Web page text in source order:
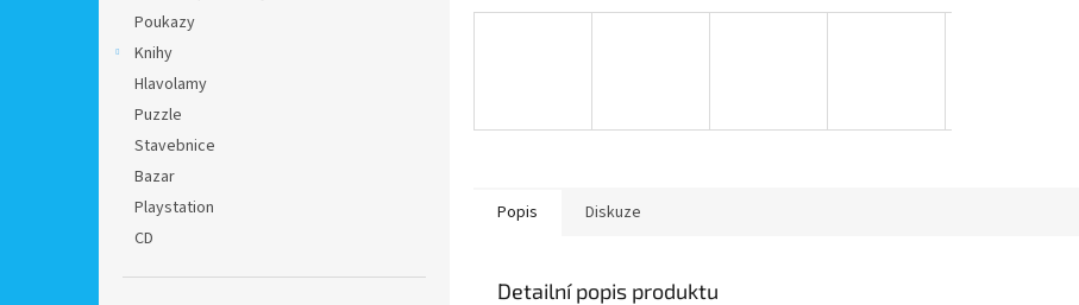
Poukazy
Knihy
Hlavolamy
Puzzle
Stavebnice
Bazar
Playstation
CD
Popis Diskuze
Detailní popis produktu